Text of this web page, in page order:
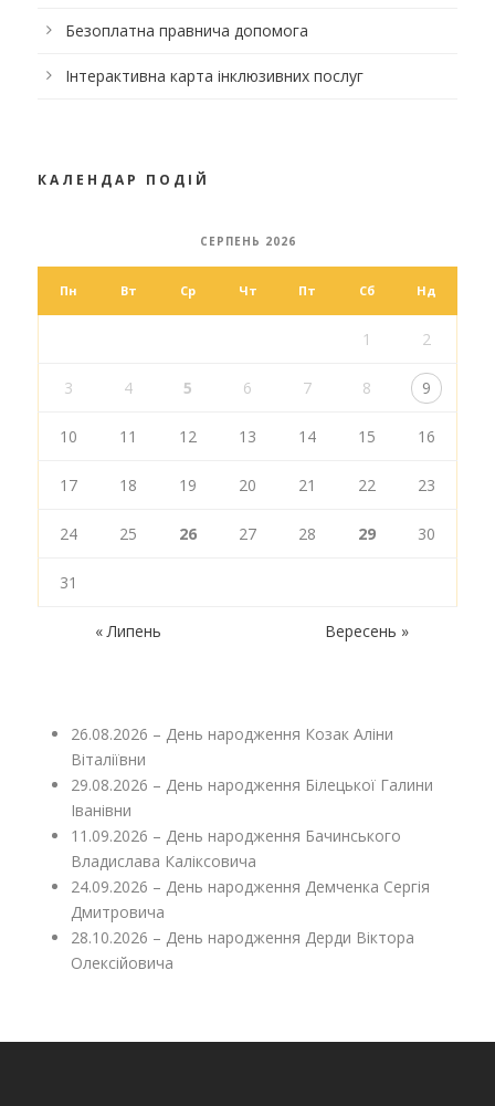
Безоплатна правнича допомога
Інтерактивна карта інклюзивних послуг
КАЛЕНДАР ПОДІЙ
СЕРПЕНЬ 2026
Пн Вт Ср Чт Пт Сб Нд
1 2
3 4 5 6 7 8 9
10 11 12 13 14 15 16
17 18 19 20 21 22 23
24 25 26 27 28 29 30
31
« Липень Вересень »
26.08.2026 – День народження Козак Аліни
Віталіївни
29.08.2026 – День народження Білецької Галини
Іванівни
11.09.2026 – День народження Бачинського
Владислава Каліксовича
24.09.2026 – День народження Демченка Сергія
Дмитровича
28.10.2026 – День народження Дерди Віктора
Олексійовича